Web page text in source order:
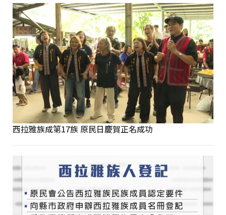
西拉雅族成第17族 原民日慶賀正名成功